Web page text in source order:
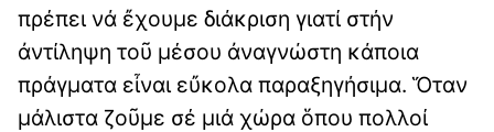
πρέπει νά ἔχουμε διάκριση γιατί στήν
ἀντίληψη τοῦ μέσου ἀναγνώστη κάποια
πράγματα εἶναι εὔκολα παραξηγήσιμα. Ὅταν
μάλιστα ζοῦμε σέ μιά χώρα ὅπου πολλοί